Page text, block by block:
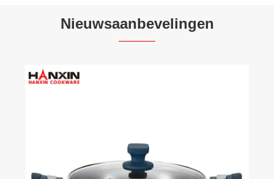
Nieuwsaanbevelingen